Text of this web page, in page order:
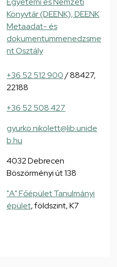
Könyvtár (DEENK), DEENK
Metaadat- és
dokumentummenedzsme
nt Osztály
+36 52 512 900/ 88427,
22188
+36 52 508 427
gyurko.nikolett@lib.unide
b.hu
4032 Debrecen
Böszörményi út 138
"A" Főépület Tanulmányi
épület, földszint, K7